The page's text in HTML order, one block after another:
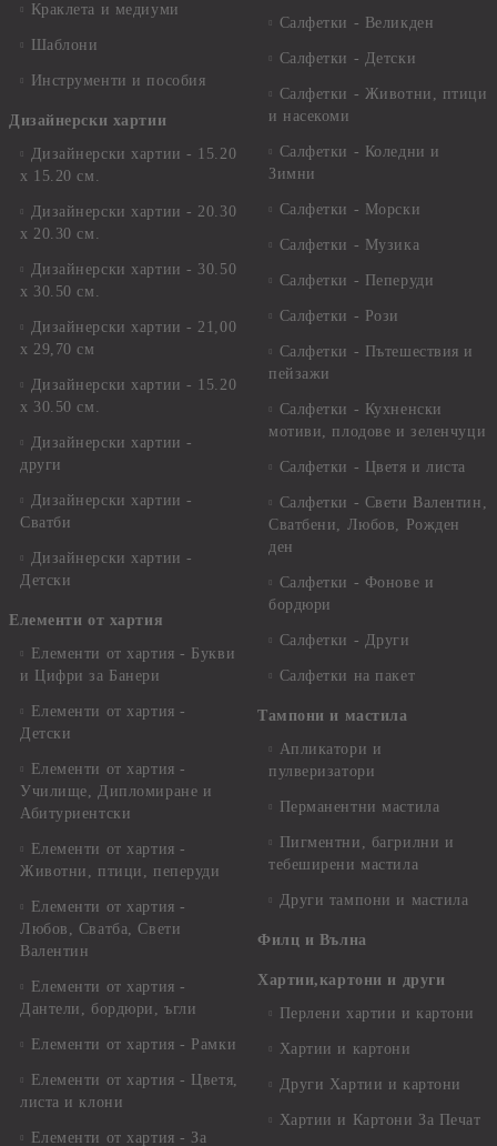
Краклета и медиуми
Шаблони
Инструменти и пособия
Дизайнерски хартии
Дизайнерски хартии - 15.20
х 15.20 см.
Дизайнерски хартии - 20.30
х 20.30 см.
Дизайнерски хартии - 30.50
х 30.50 см.
Дизайнерски хартии - 21,00
х 29,70 см
Дизайнерски хартии - 15.20
x 30.50 см.
Дизайнерски хартии -
други
Дизайнерски хартии -
Сватби
Дизайнерски хартии -
Детски
Елементи от хартия
Елементи от хартия - Букви
и Цифри за Банери
Елементи от хартия -
Детски
Елементи от хартия -
Училище, Дипломиране и
Абитуриентски
Елементи от хартия -
Животни, птици, пеперуди
Елементи от хартия -
Любов, Сватба, Свети
Валентин
Елементи от хартия -
Дантели, бордюри, ъгли
Елементи от хартия - Рамки
Елементи от хартия - Цветя,
листа и клони
Елементи от хартия - За
Салфетки - Великден
Салфетки - Детски
Салфетки - Животни, птици
и насекоми
Салфетки - Коледни и
Зимни
Салфетки - Морски
Салфетки - Музика
Салфетки - Пеперуди
Салфетки - Рози
Салфетки - Пътешествия и
пейзажи
Салфетки - Кухненски
мотиви, плодове и зеленчуци
Салфетки - Цветя и листа
Салфетки - Свети Валентин,
Сватбени, Любов, Рожден
ден
Салфетки - Фонове и
бордюри
Салфетки - Други
Салфетки на пакет
Тампони и мастила
Апликатори и
пулверизатори
Перманентни мастила
Пигментни, багрилни и
тебеширени мастила
Други тампони и мастила
Филц и Вълна
Хартии,картони и други
Перлени хартии и картони
Хартии и картони
Други Хартии и картони
Хартии и Картони За Печат